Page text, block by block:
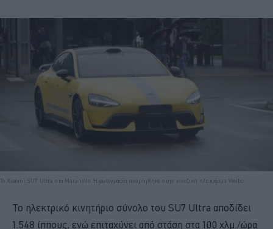
Το Xiaomi SU7 Ultra στο Maranello. Η φωτογραφία αναρτήθηκε στην κινεζική πλατφόρμα Weibo.
Το ηλεκτρικό κινητήριο σύνολο του SU7 Ultra αποδίδει
1.548 ίππους, ενώ επιταχύνει από στάση στα 100 χλμ./ώρα